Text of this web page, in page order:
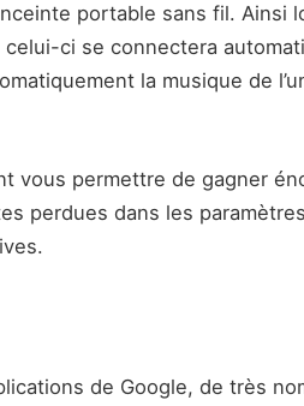
portable sans fil. Ainsi
ci se connectera
la musique de
vous permettre de gagner
perdues dans les
de Google, de très